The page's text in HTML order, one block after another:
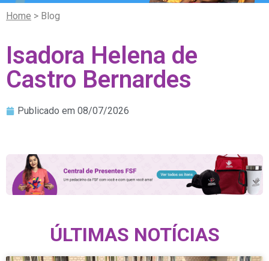
Home > Blog
Isadora Helena de
Castro Bernardes
Publicado em 08/07/2026
ÚLTIMAS NOTÍCIAS